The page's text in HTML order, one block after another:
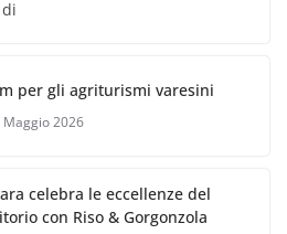
per gli agriturismi varesini
Maggio 2026
celebra le eccellenze del
con Riso & Gorgonzola